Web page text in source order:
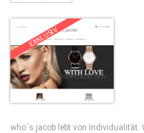
EXKLUSIV
who´s jacob lebt von